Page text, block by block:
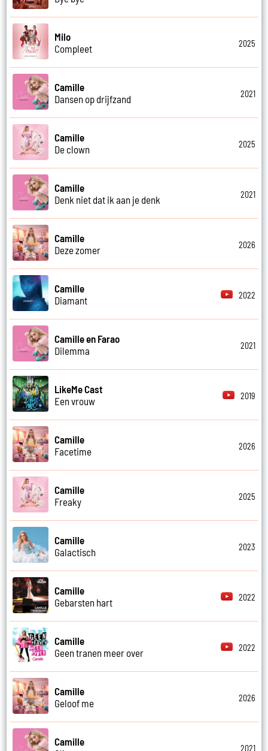
Milo
Compleet
2025
Camille
Dansen op drijfzand
2021
Camille
De clown
2025
Camille
Denk niet dat ik aan je denk
2021
Camille
Deze zomer
2026
Camille
Diamant
2022
Camille en Farao
Dilemma
2021
LikeMe Cast
Een vrouw
2019
Camille
Facetime
2026
Camille
Freaky
2025
Camille
Galactisch
2023
Camille
Gebarsten hart
2022
Camille
Geen tranen meer over
2022
Camille
Geloof me
2026
Camille
2021